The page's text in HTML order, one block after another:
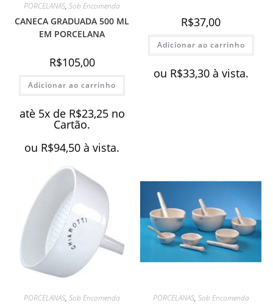
PORCELANAS,Sob Encomenda
CANECA GRADUADA 500 ML
EM PORCELANA
R$105,00
Adicionar ao carrinho
atè 5x de R$23,25 no
Cartão.
ou R$94,50 à vista.
R$37,00
Adicionar ao carrinho
ou R$33,30 à vista.
PORCELANAS,Sob Encomenda PORCELANAS, Sob Encomenda